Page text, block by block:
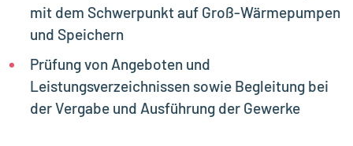
mit dem Schwerpunkt auf Groß-Wärmepumpen
und Speichern
Prüfung von Angeboten und
Leistungsverzeichnissen sowie Begleitung bei
der Vergabe und Ausführung der Gewerke